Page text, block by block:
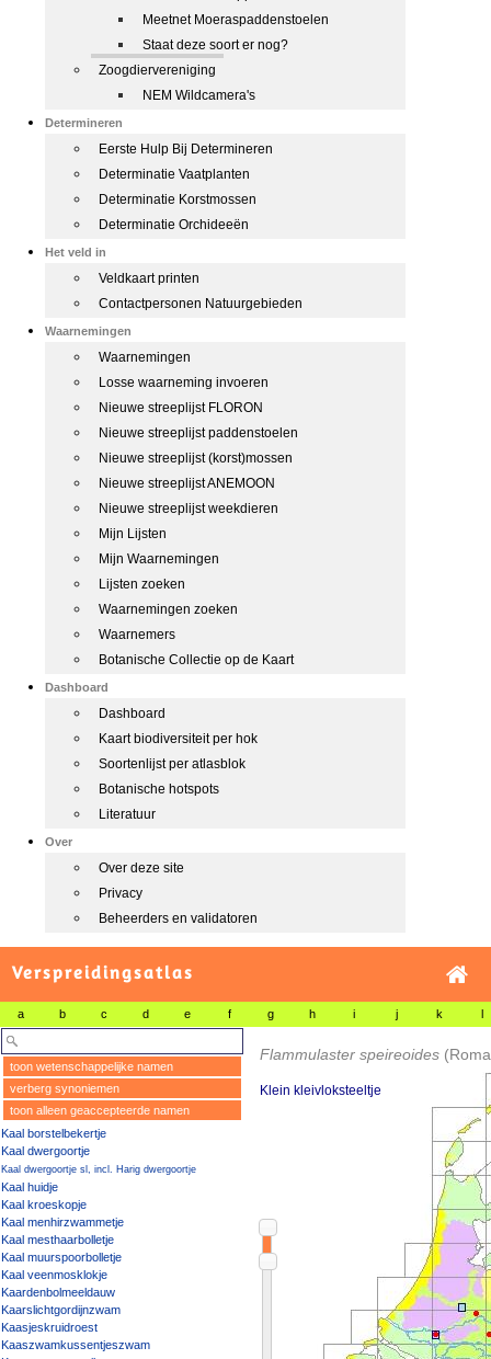
Meetnet Moeraspaddenstoelen
Staat deze soort er nog?
Zoogdiervereniging
NEM Wildcamera's
Determineren
Eerste Hulp Bij Determineren
Determinatie Vaatplanten
Determinatie Korstmossen
Determinatie Orchideeën
Het veld in
Veldkaart printen
Contactpersonen Natuurgebieden
Waarnemingen
Waarnemingen
Losse waarneming invoeren
Nieuwe streeplijst FLORON
Nieuwe streeplijst paddenstoelen
Nieuwe streeplijst (korst)mossen
Nieuwe streeplijst ANEMOON
Nieuwe streeplijst weekdieren
Mijn Lijsten
Mijn Waarnemingen
Lijsten zoeken
Waarnemingen zoeken
Waarnemers
Botanische Collectie op de Kaart
Dashboard
Dashboard
Kaart biodiversiteit per hok
Soortenlijst per atlasblok
Botanische hotspots
Literatuur
Over
Over deze site
Privacy
Beheerders en validatoren
Verspreidingsatlas
a b c d e f g h i j k l
toon wetenschappelijke namen
verberg synoniemen
toon alleen geaccepteerde namen
Kaal borstelbekertje
Kaal dwergoortje
Kaal dwergoortje sl, incl. Harig dwergoortje
Kaal huidje
Kaal kroeskopje
Kaal menhirzwammetje
Kaal mesthaarbolletje
Kaal muurspoorbolletje
Kaal veenmosklokje
Kaardenbolmeeldauw
Kaarslichtgordijnzwam
Kaasjeskruidroest
Kaaszwamkussentjeszwam
Flammulaster speireoides
Klein kleivloksteeltje